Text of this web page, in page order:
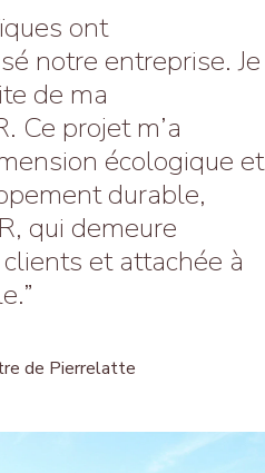
ont
notre entreprise. Je
de ma
Ce projet m’a
écologique et
durable,
qui demeure
et attachée à
de Pierrelatte